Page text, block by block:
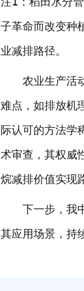
子革命而改变种
业减排路径。
农业生产活动
难点，如排放机
际认可的方法学
术审查，其权威
烷减排价值实现
下一步，我中
其应用场景，持